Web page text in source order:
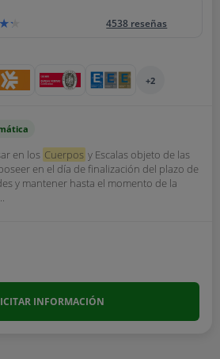
4538 reseñas
+2
en los Cuerpos y Escalas objeto de las
en el día de finalización del plazo de
y mantener hasta el momento de la
INFORMACIÓN